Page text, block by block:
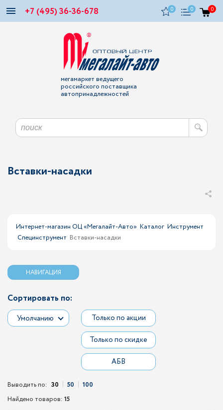
+7 (495) 36-36-678 0 0 0
мегамаркет ведущего
российского поставщика
автопринадлежностей
Вставки-насадки
Интернет-магазин ОЦ «Мегалайт-Авто» Каталог Инструмент
Специнструмент Вставки-насадки
НАВИГАЦИЯ
Сортировать по:
Умолчанию Только по акции
Только по скидке
АБВ
Выводить по: 30 50
100
Найдено товаров: 15